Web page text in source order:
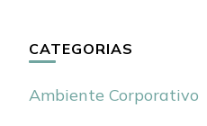
CATEGORIAS
Ambiente Corporativo